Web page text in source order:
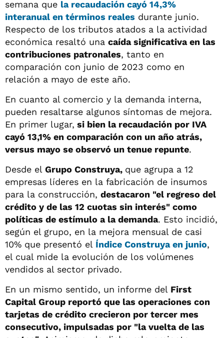
semana que la recaudación cayó 14,3%
interanual en términos reales durante junio.
Respecto de los tributos atados a la actividad
económica resaltó una caída significativa en las
contribuciones patronales, tanto en
comparación con junio de 2023 como en
relación a mayo de este año.
En cuanto al comercio y la demanda interna,
pueden resaltarse algunos síntomas de mejora.
En primer lugar, si bien la recaudación por IVA
cayó 13,1% en comparación con un año atrás,
versus mayo se observó un tenue repunte.
Desde el Grupo Construya, que agrupa a 12
empresas líderes en la fabricación de insumos
para la construcción, destacaron "el regreso del
crédito y de las 12 cuotas sin interés" como
políticas de estímulo a la demanda. Esto incidió,
según el grupo, en la mejora mensual de casi
10% que presentó el Índice Construya en junio,
el cual mide la evolución de los volúmenes
vendidos al sector privado.
En un mismo sentido, un informe del First
Capital Group reportó que las operaciones con
tarjetas de crédito crecieron por tercer mes
consecutivo, impulsadas por "la vuelta de las